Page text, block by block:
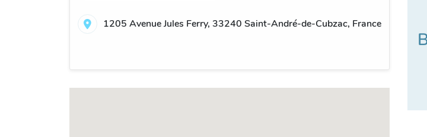
1205 Avenue Jules Ferry, 33240 Saint-André-de-Cubzac, France